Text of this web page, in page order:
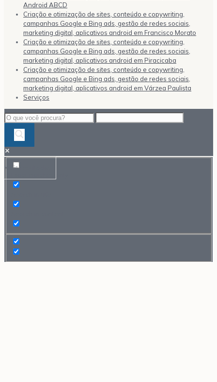
Android ABCD
Criação e otimização de sites, conteúdo e copywriting,
campanhas Google e Bing ads, gestão de redes sociais,
marketing digital, aplicativos android em Francisco Morato
Criação e otimização de sites, conteúdo e copywriting,
campanhas Google e Bing ads, gestão de redes sociais,
marketing digital, aplicativos android em Piracicaba
Criação e otimização de sites, conteúdo e copywriting,
campanhas Google e Bing ads, gestão de redes sociais,
marketing digital, aplicativos android em Várzea Paulista
Serviços
Mais resultados...